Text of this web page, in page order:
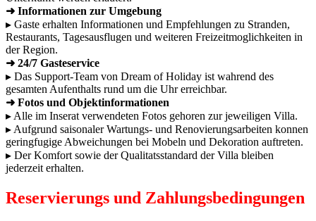
➜ Informationen zur Umgebung
▸ Gaste erhalten Informationen und Empfehlungen zu Stranden,
Restaurants, Tagesausflugen und weiteren Freizeitmoglichkeiten in
der Region.
➜ 24/7 Gasteservice
▸ Das Support-Team von Dream of Holiday ist wahrend des
gesamten Aufenthalts rund um die Uhr erreichbar.
➜ Fotos und Objektinformationen
▸ Alle im Inserat verwendeten Fotos gehoren zur jeweiligen Villa.
▸ Aufgrund saisonaler Wartungs- und Renovierungsarbeiten konnen
geringfugige Abweichungen bei Mobeln und Dekoration auftreten.
▸ Der Komfort sowie der Qualitatsstandard der Villa bleiben
jederzeit erhalten.
Reservierungs und Zahlungsbedingungen